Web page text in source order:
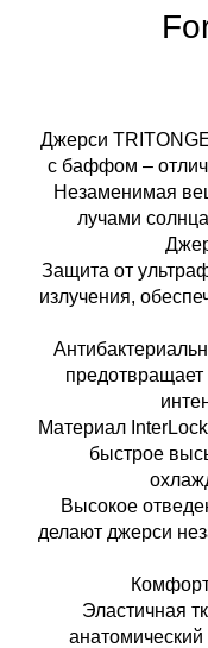
Джерси
с баффом –
Незаменимая
лучами
Защита от
излучения,
Материал
быстрое
Высокое
делают джерси
Эластичная